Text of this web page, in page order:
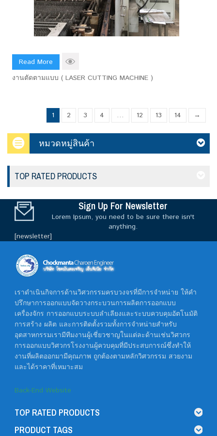
Read More
งานตัดตามแบบ ( LASER CUTTING MACHINE )
1 2 3 4 … 12 13 14 →
หมวดหมู่สินค้า
TOP RATED PRODUCTS
Sign Up For Newsletter
Lorem Ipsum, you need to be sure there isn't
anything.
[newsletter]
เราดำเนินกิจการด้านวิศวกรรมครบวงจรที่มีการจำหน่าย ให้คำ
ปรึกษาการออกแบบจัดวางกระบวนการผลิตการออกแบบ
เครื่องจักร การออกแบบระบบลำเลียงและระบบควบคุมอัตโนมัติ
การสร้าง ผลิต และการติดตั้งรวมทั้งการจำหน่ายสำหรับ
อุตสาหกรรมเรามีทีมงานผู้เชี่ยวชาญในแต่ละด้านเช่นวิศวกร
การออกแบบวิศวกรโรงงานผู้ควบคุมที่มีประสบการณ์ซึ่งทำให้
งานที่ผลิตออกมามีคุณภาพ ถูกต้องตามหลักวิศวกรรม สวยงาม
และได้ราคาที่เหมาะสม
Back-End Website
TOP RATED PRODUCTS
PRODUCT TAGS